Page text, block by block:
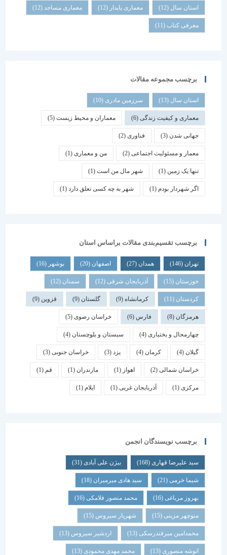
استان سال(12) معماری پایدار (12) معماری مساجد(12)
معرفی کتاب(11)
برچسب مجموعه مقالات
استان سال(13) سرزمین مادری(10)
معماری و کیفیت زندگی(6) معماران و محیط زیست(5)
جهانی شدن(3) فناوری (2)
معمار و مسئولیت اجتماعی (2) من و معماری (1)
تنها یک زمین(1) شهر مال من است(1)
اگر شهردار بودم (1) شهر به چه کسی تعلق دارد(1)
برچسب تقسیم‌بندی مقالات براساس استان
همدان اصفهان (20) بوشهر
خوزستان(15) آذربایجان شرقی(12) سمنان (12)
کردستان(11) کرمانشاه(9) گلستان (9) قزوین
هرمزگان(8) فارس خراسان رضوی(5)
چهارمحال و بختیاری (4) سیستان و بلوچستان(4)
کرمان یزد خراسان جنوبی(3)
خراسان شمالی(2) اهواز مازندران(1) قم
(1) آذربایجان غربی(1) ایلام
برچسب نویسندگان انجمن
سید علیرضا قهاری(168) بیژن علی آبادی(31)
شیما خرمی(21) سید هادی میرمیران(18)
بهروز مرباغی (16) محمد منصور فلامکی (16)
منوچهر مزینی(15) شهریار سیروس(15)
محمدامین میرفندرسکی(13) اردشیر سیروس(13)
انوشه منصوری(13) محمد مهدی محمودی(13)